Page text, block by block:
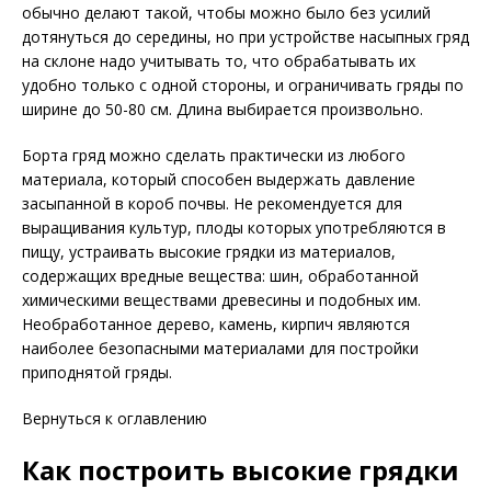
обычно делают такой, чтобы можно было без усилий
дотянуться до середины, но при устройстве насыпных гряд
на склоне надо учитывать то, что обрабатывать их
удобно только с одной стороны, и ограничивать гряды по
ширине до 50-80 см. Длина выбирается произвольно.
Борта гряд можно сделать практически из любого
материала, который способен выдержать давление
засыпанной в короб почвы. Не рекомендуется для
выращивания культур, плоды которых употребляются в
пищу, устраивать высокие грядки из материалов,
содержащих вредные вещества: шин, обработанной
химическими веществами древесины и подобных им.
Необработанное дерево, камень, кирпич являются
наиболее безопасными материалами для постройки
приподнятой гряды.
Вернуться к оглавлению
Как построить высокие грядки